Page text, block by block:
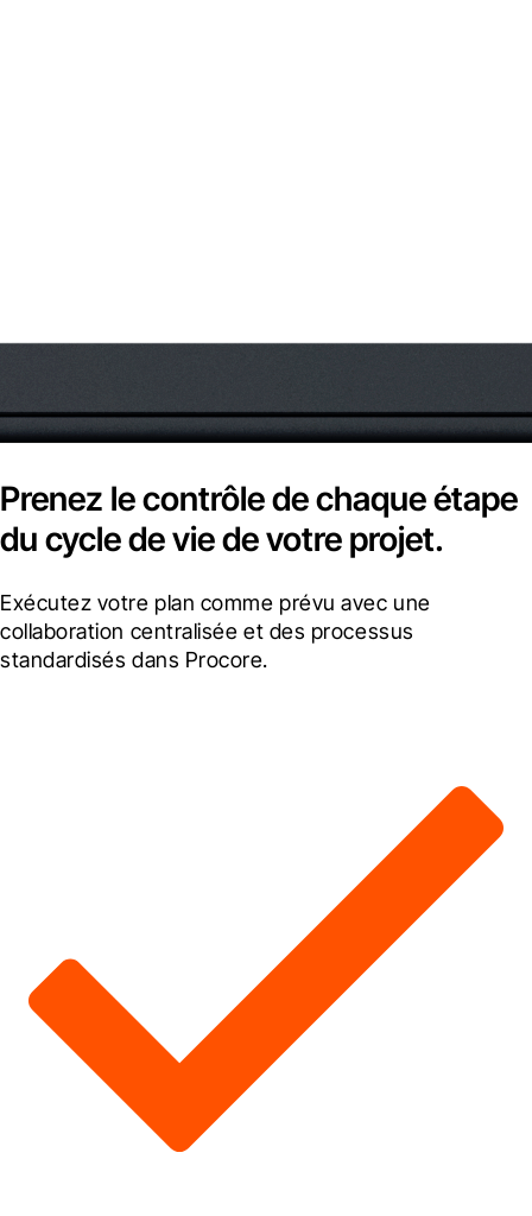
Prenez le contrôle de chaque étape
du cycle de vie de votre projet.
Exécutez votre plan comme prévu avec une
collaboration centralisée et des processus
standardisés dans Procore.